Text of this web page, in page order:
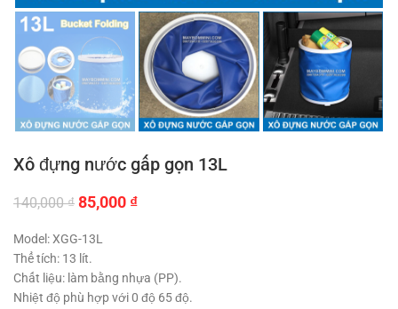
Xô đựng nước gấp gọn 13L
140,000₫ Giá
là:
140,000 ₫.
85,000 ₫Giá
85,000 ₫.
Model: XGG-13L
Thể tích: 13 lít.
Chất liệu: làm bằng nhựa (PP).
Nhiệt độ phù hợp với 0 độ 65 độ.